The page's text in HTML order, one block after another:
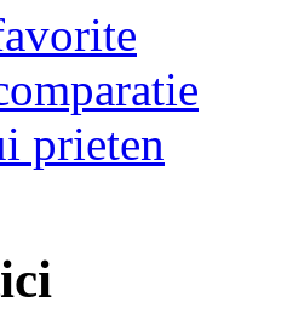
prieten